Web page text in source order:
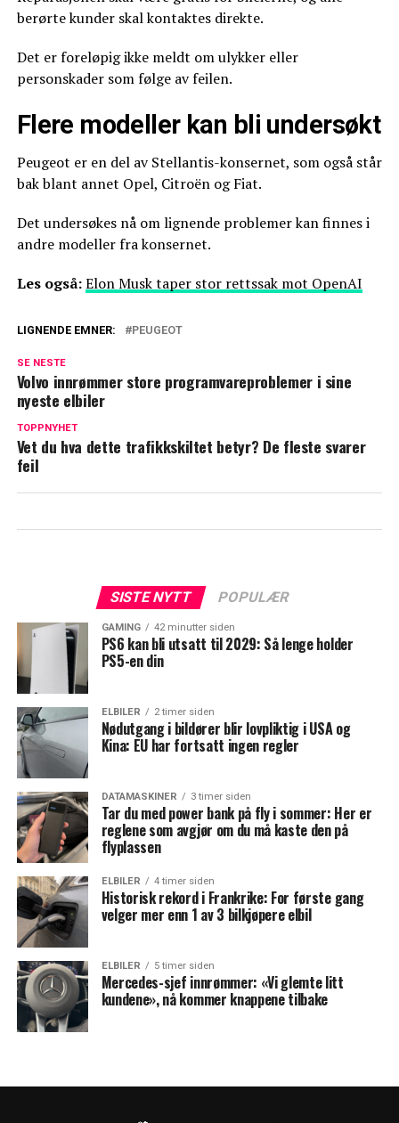
berørte kunder skal kontaktes direkte.
Det er foreløpig ikke meldt om ulykker eller
personskader som følge av feilen.
Flere modeller kan bli undersøkt
Peugeot er en del av Stellantis-konsernet, som også står
bak blant annet Opel, Citroën og Fiat.
Det undersøkes nå om lignende problemer kan finnes i
andre modeller fra konsernet.
Les også:Elon Musk taper stor rettssak mot OpenAI
LIGNENDE EMNER: PEUGEOT
SE NESTE
Volvo innrømmer store programvareproblemer i sine
nyeste elbiler
TOPPNYHET
Vet du hva dette trafikkskiltet betyr? De fleste svarer
feil
SISTE NYTT POPULÆR
GAMING 42 minutter siden
PS6 kan bli utsatt til 2029: Så lenge holder
PS5-en din
ELBILER 2 timer siden
Nødutgang i bildører blir lovpliktig i USA og
Kina: EU har fortsatt ingen regler
DATAMASKINER 3 timer siden
Tar du med power bank på fly i sommer: Her er
reglene som avgjør om du må kaste den på
flyplassen
ELBILER 4 timer siden
Historisk rekord i Frankrike: For første gang
velger mer enn 1 av 3 bilkjøpere elbil
ELBILER 5 timer siden
Mercedes-sjef innrømmer: «Vi glemte litt
kundene», nå kommer knappene tilbake